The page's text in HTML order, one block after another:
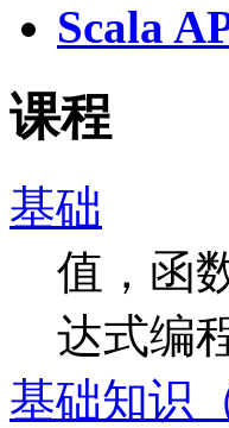
Scala
课程
基础
值，函
达式编
基础知识